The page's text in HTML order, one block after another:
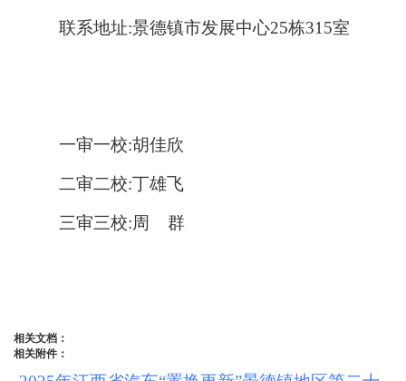
联系地址:景德镇市发展中心25栋315室
一审一校:胡佳欣
二审二校:丁雄飞
三审三校:周 群
相关文档：
相关附件：